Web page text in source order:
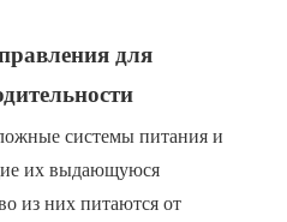
для
системы питания и
их выдающуюся
из них питаются от